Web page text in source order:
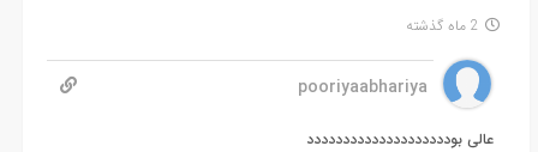
2 ماه گذشته
pooriyaabhariya
عالی بودددددددددددددددددددد